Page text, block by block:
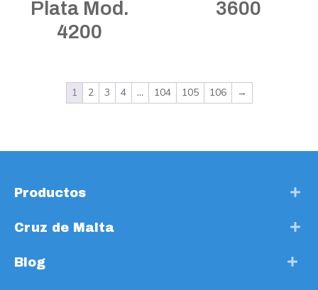
Plata Mod.
4200
3600
1 2 3 4 … 104 105 106 →
Productos
Cruz de Malta
Blog